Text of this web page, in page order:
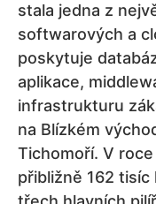
stala jedna z
softwarových a
poskytuje
aplikace,
infrastrukturu
na Blízkém
Tichomoří. V
přibližně 162 tisíc